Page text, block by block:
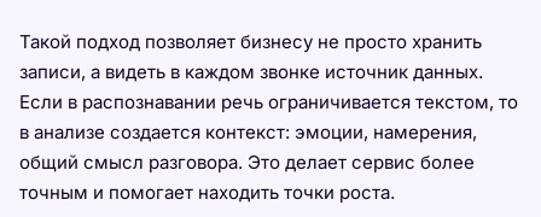
Такой подход позволяет бизнесу не просто хранить
записи, а видеть в каждом звонке источник данных.
Если в распознавании речь ограничивается текстом, то
в анализе создается контекст: эмоции, намерения,
общий смысл разговора. Это делает сервис более
точным и помогает находить точки роста.